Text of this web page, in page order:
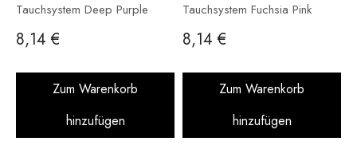
Tauchsystem Deep Purple
Glitter 14 g
8,14 €
Zum Warenkorb
hinzufügen
Tauchsystem Fuchsia Pink
Glitter 14 g
8,14 €
Zum Warenkorb
hinzufügen